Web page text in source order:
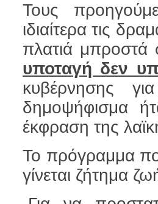
Τους
ιδιαίτερα τις
πλατιά μπροστά
υποταγή δεν
κυβέρνησης
δημοψήφισμα
έκφραση της
Το πρόγραμμα
γίνεται ζήτημα